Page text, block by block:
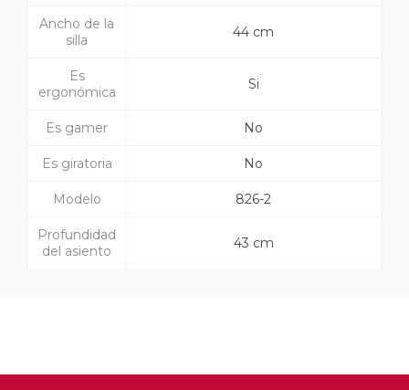
Ancho de la
silla
44 cm
Es
ergonómica
Si
Es gamer No
Es giratoria No
Modelo 826-2
Profundidad
del asiento
43 cm